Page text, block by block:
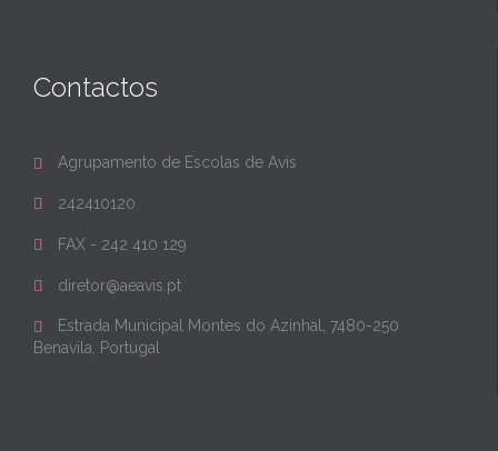
Contactos
 Agrupamento de Escolas de Avis
 242410120
 FAX - 242 410 129
 diretor@aeavis.pt

Estrada Municipal Montes do Azinhal, 7480-250
Benavila, Portugal